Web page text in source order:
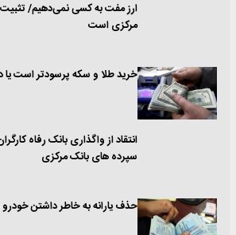
ارز مفت به کسی نمی‌دهیم/
مرکزی است
خرید طلا و سکه پرسودتر است یا
انتقاد از واگذاری بانک رفاه
سپرده های بانک مرکزی
حذف یارانه به خاطر داشتن